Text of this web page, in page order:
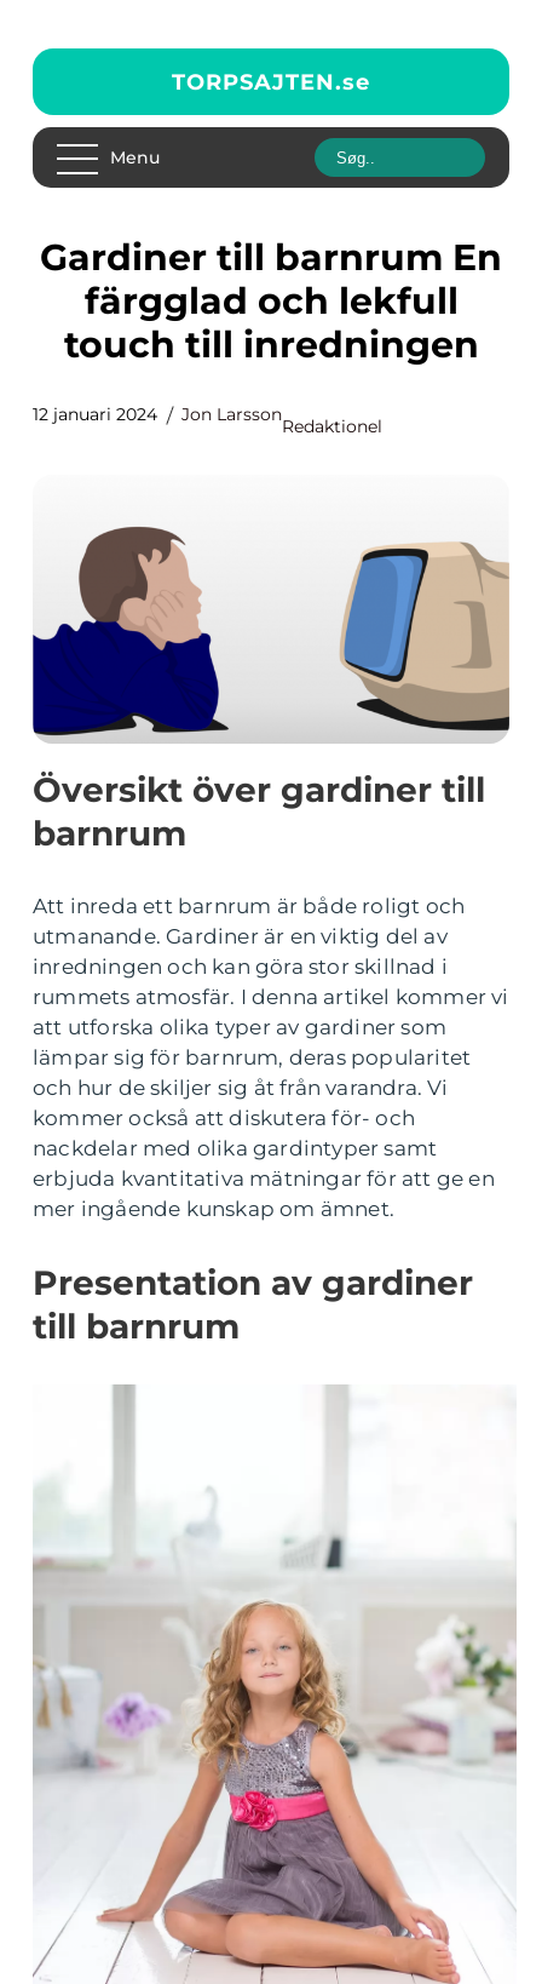
TORPSAJTEN.se
Menu
Gardiner till barnrum En
färgglad och lekfull
touch till inredningen
12 januari 2024 Jon Larsson
Redaktionel
Översikt över gardiner till
barnrum
Att inreda ett barnrum är både roligt och
utmanande. Gardiner är en viktig del av
inredningen och kan göra stor skillnad i
rummets atmosfär. I denna artikel kommer vi
att utforska olika typer av gardiner som
lämpar sig för barnrum, deras popularitet
och hur de skiljer sig åt från varandra. Vi
kommer också att diskutera för- och
nackdelar med olika gardintyper samt
erbjuda kvantitativa mätningar för att ge en
mer ingående kunskap om ämnet.
Presentation av gardiner
till barnrum